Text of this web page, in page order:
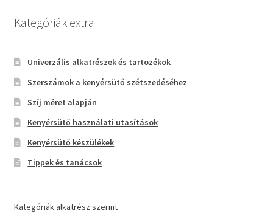
Kategóriák extra
Univerzális alkatrészek és tartozékok
Szerszámok a kenyérsütő szétszedéséhez
Szíj méret alapján
Kenyérsütő használati utasítások
Kenyérsütő készülékek
Tippek és tanácsok
Kategóriák alkatrész szerint